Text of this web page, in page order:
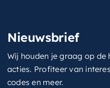
Nieuwsbrief
Wij houden je graag op
acties. Profiteer van
codes en meer.